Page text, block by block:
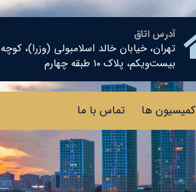
آدرس اتاق
تهران، خیابان خالد اسلامبولی (وزرا)، کوچه
بیست‌ویکم، پلاک ۱۰ طبقه چهارم
کمیسیون ها تماس با ما